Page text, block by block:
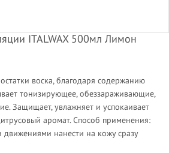
ITALWAX 500мл Лимон
воска, благодаря содержанию
тонизирующее, обеззараживающие,
Защищает, увлажняет и успокаивает
аромат. Способ применения:
нанести на кожу сразу